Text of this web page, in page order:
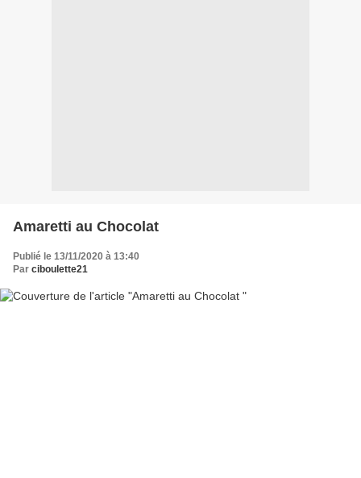
Amaretti au Chocolat
Publié le 13/11/2020 à 13:40
Par ciboulette21